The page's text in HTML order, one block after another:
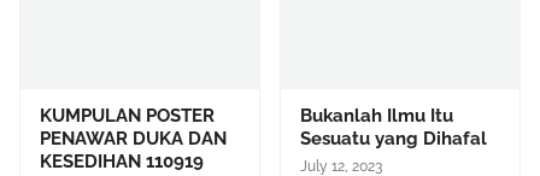
KUMPULAN POSTER
PENAWAR DUKA DAN
KESEDIHAN 110919
Bukanlah Ilmu Itu
Sesuatu yang Dihafal
July 12, 2023